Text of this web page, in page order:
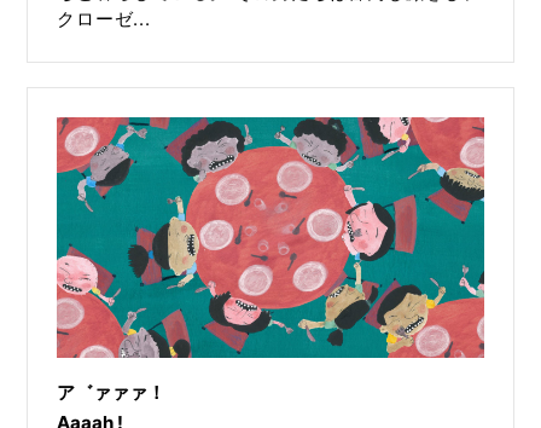
クローゼ...
ア゛ァァァ！
Aaaah !